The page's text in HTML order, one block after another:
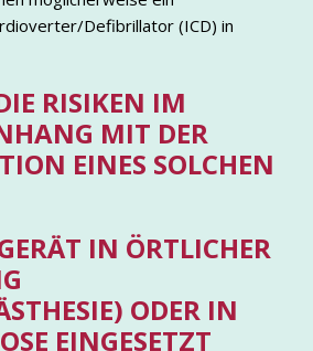
Defibrillator (ICD) in
RISIKEN IM
MIT DER
EINES SOLCHEN
IN ÖRTLICHER
ODER IN
EINGESETZT